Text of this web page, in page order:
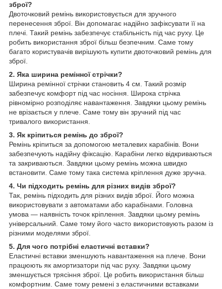
зброї?
Двоточковий ремінь використовується для зручного
перенесення зброї. Він допомагає надійно зафіксувати її на
плечі. Такий ремінь забезпечує стабільність під час руху. Це
робить використання зброї більш безпечним. Саме тому
багато користувачів вирішують купити двоточковий ремінь для
зброї.
2. Яка ширина ремінної стрічки?
Ширина ремінної стрічки становить 4 см. Такий розмір
забезпечує комфорт під час носіння. Широка стрічка
рівномірно розподіляє навантаження. Завдяки цьому ремінь
не врізається у плече. Саме тому він зручний під час
тривалого використання.
3. Як кріпиться ремінь до зброї?
Ремінь кріпиться за допомогою металевих карабінів. Вони
забезпечують надійну фіксацію. Карабіни легко відкриваються
та закриваються. Завдяки цьому ремінь можна швидко
встановити. Саме тому така система кріплення дуже зручна.
4. Чи підходить ремінь для різних видів зброї?
Так, ремінь підходить для різних видів зброї. Його можна
використовувати з автоматами або карабінами. Головна
умова — наявність точок кріплення. Завдяки цьому ремінь
універсальний. Саме тому його часто використовують разом із
різними моделями зброї.
5. Для чого потрібні еластичні вставки?
Еластичні вставки зменшують навантаження на плече. Вони
працюють як амортизатори під час руху. Завдяки цьому
зменшується трясіння зброї. Це робить використання більш
комфортним. Саме тому ремені з еластичними вставками